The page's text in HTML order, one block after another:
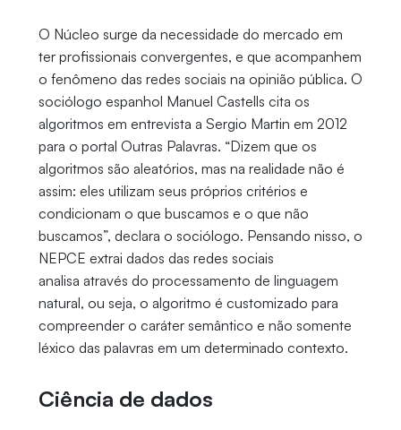
O Núcleo surge da necessidade do mercado em
ter profissionais convergentes, e que acompanhem
o fenômeno das redes sociais na opinião pública. O
sociólogo espanhol Manuel Castells cita os
algoritmos em entrevista a Sergio Martin em 2012
para o portal Outras Palavras. “Dizem que os
algoritmos são aleatórios, mas na realidade não é
assim: eles utilizam seus próprios critérios e
condicionam o que buscamos e o que não
buscamos”, declara o sociólogo. Pensando nisso, o
NEPCE extrai dados das redes sociais
analisa através do processamento de linguagem
natural, ou seja, o algoritmo é customizado para
compreender o caráter semântico e não somente
léxico das palavras em um determinado contexto.
Ciência de dados